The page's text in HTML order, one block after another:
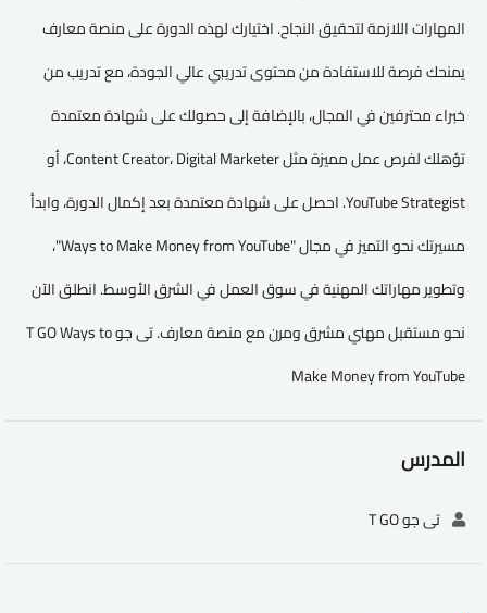
المهارات اللازمة لتحقيق النجاح. اختيارك لهذه الدورة على منصة معارف
يمنحك فرصة للاستفادة من محتوى تدريبي عالي الجودة، مع تدريب من
خبراء محترفين في المجال، بالإضافة إلى حصولك على شهادة معتمدة
تؤهلك لفرص عمل مميزة مثل Content Creator، Digital Marketer، أو
YouTube Strategist. احصل على شهادة معتمدة بعد إكمال الدورة، وابدأ
مسيرتك نحو التميز في مجال "Ways to Make Money from YouTube"،
وتطوير مهاراتك المهنية في سوق العمل في الشرق الأوسط. انطلق الآن
نحو مستقبل مهني مشرق ومرن مع منصة معارف. تى جو T GO Ways to
Make Money from YouTube
المدرس
تى جو T GO